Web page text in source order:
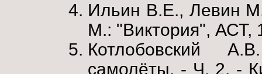
Ильин В.Е., Левин
М.: "Виктория", АСТ,
Котлобовский
самолёты. - Ч. 2. -